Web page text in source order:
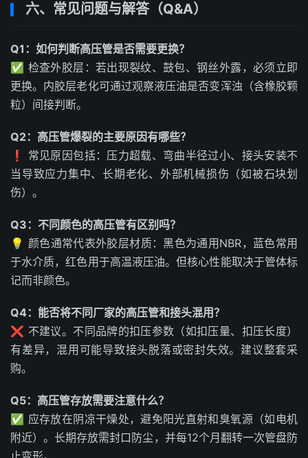
六、常见问题与解答（Q&A）
Q1：如何判断高压管是否需要更换？
✅ 检查外胶层：若出现裂纹、鼓包、钢丝外露，必须立即
更换。内胶层老化可通过观察液压油是否变浑浊（含橡胶颗
粒）间接判断。
Q2：高压管爆裂的主要原因有哪些？
❗ 常见原因包括：压力超载、弯曲半径过小、接头安装不
当导致应力集中、长期老化、外部机械损伤（如被石块划
伤）。
Q3：不同颜色的高压管有区别吗？
💡 颜色通常代表外胶层材质：黑色为通用NBR，蓝色常用
于水介质，红色用于高温液压油。但核心性能取决于管体标
记而非颜色。
Q4：能否将不同厂家的高压管和接头混用？
❌ 不建议。不同品牌的扣压参数（如扣压量、扣压长度）
有差异，混用可能导致接头脱落或密封失效。建议整套采
购。
Q5：高压管存放需要注意什么？
✅ 应存放在阴凉干燥处，避免阳光直射和臭氧源（如电机
附近）。长期存放需封口防尘，并每12个月翻转一次管盘防